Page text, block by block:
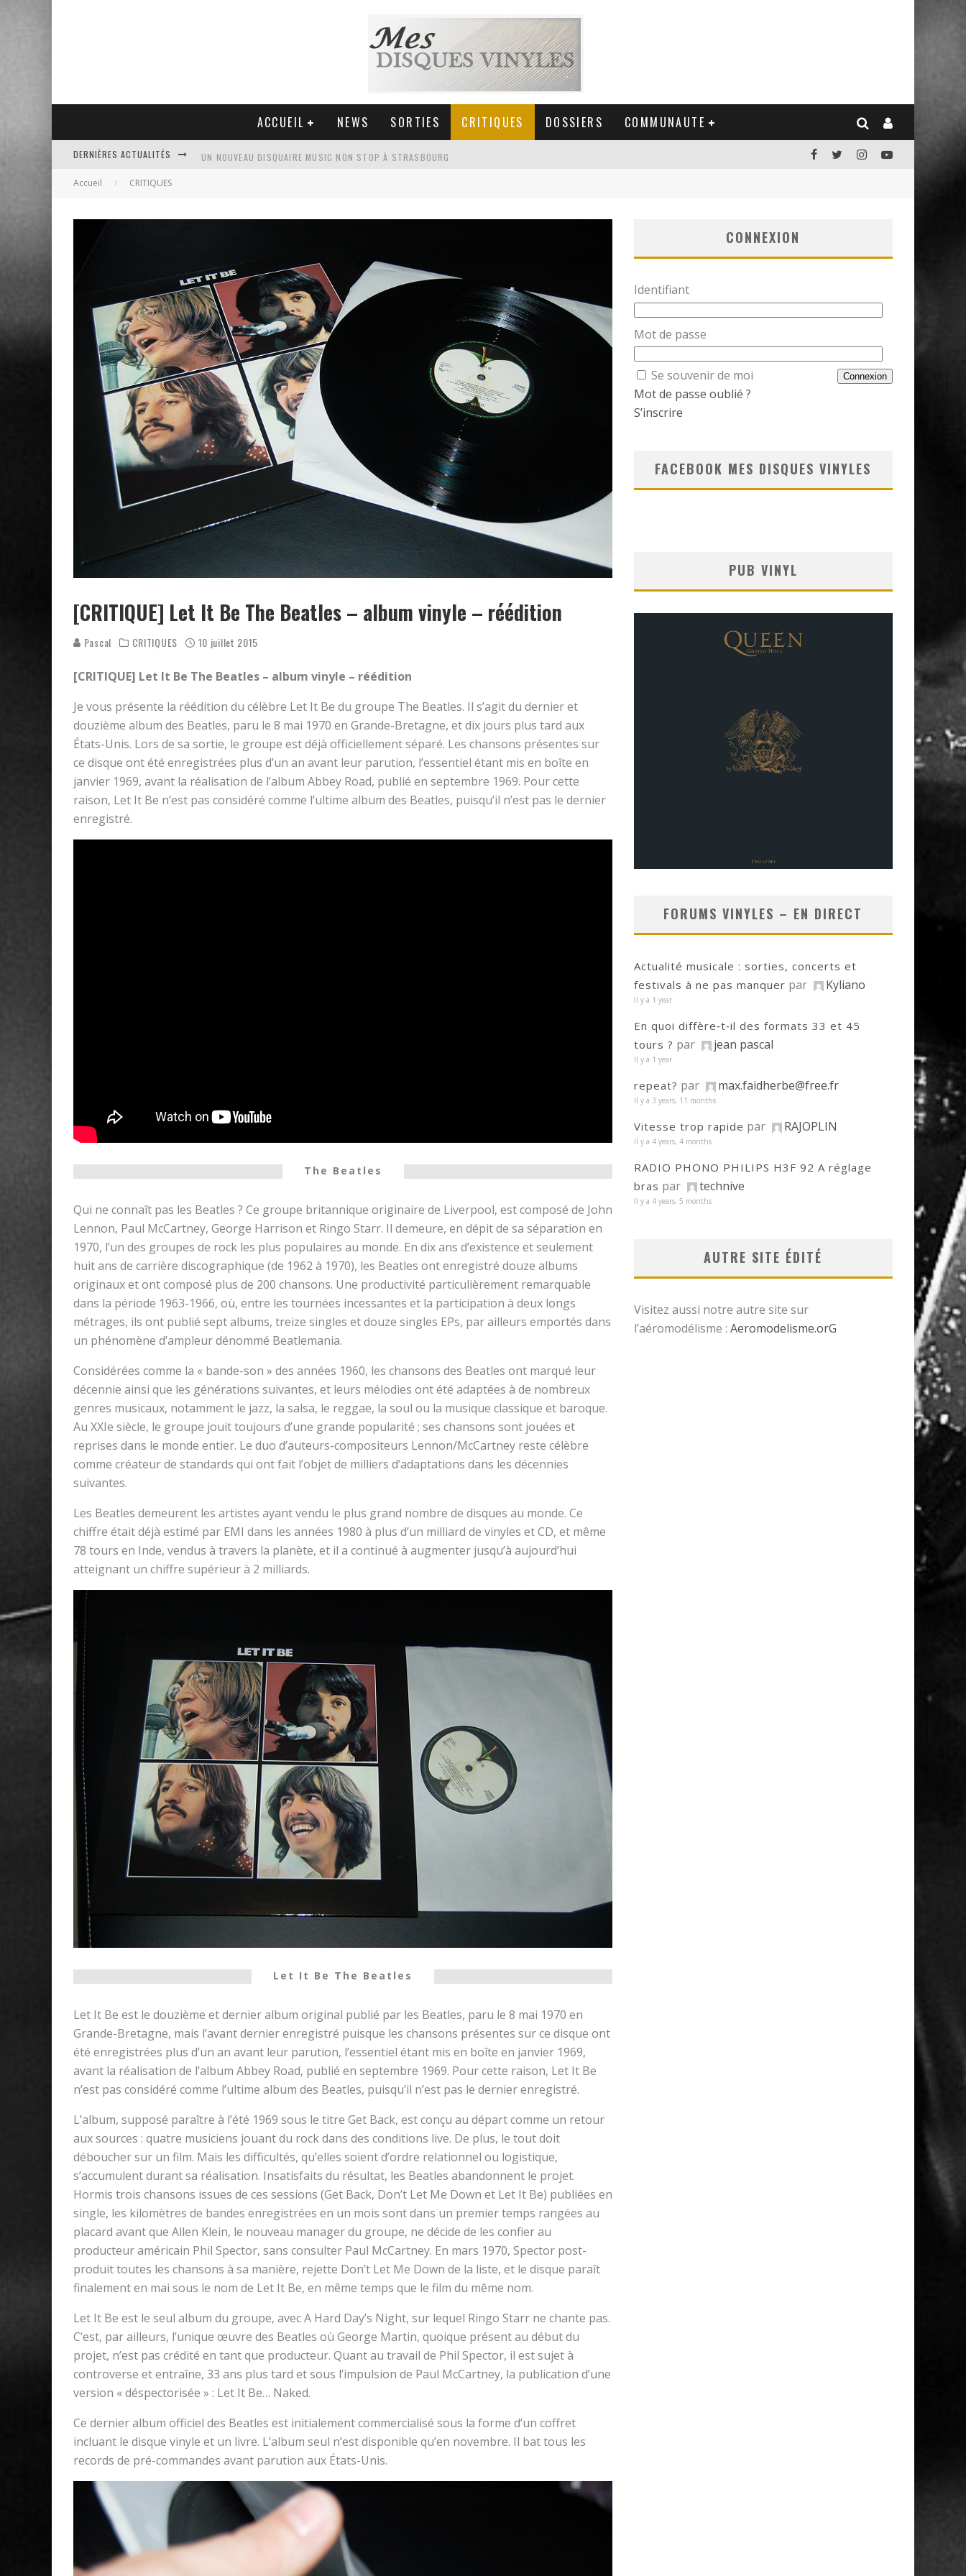
ACCUEIL NEWS SORTIES CRITIQUES DOSSIERS COMMUNAUTE
DERNIÈRES ACTUALITÉS UN NOUVEAU DISQUAIRE MUSIC NON STOP À STRASBOURG
Accueil CRITIQUES
[CRITIQUE] Let It Be The Beatles – album vinyle – réédition
Pascal CRITIQUES 10 juillet 2015
[CRITIQUE] Let It Be The Beatles – album vinyle – réédition
Je vous présente la réédition du célèbre Let It Be du groupe The Beatles. Il s’agit du dernier et
douzième album des Beatles, paru le 8 mai 1970 en Grande-Bretagne, et dix jours plus tard aux
États-Unis. Lors de sa sortie, le groupe est déjà officiellement séparé. Les chansons présentes sur
ce disque ont été enregistrées plus d’un an avant leur parution, l’essentiel étant mis en boîte en
janvier 1969, avant la réalisation de l’album Abbey Road, publié en septembre 1969. Pour cette
raison, Let It Be n’est pas considéré comme l’ultime album des Beatles, puisqu’il n’est pas le dernier
enregistré.
The Beatles
Qui ne connaît pas les Beatles ? Ce groupe britannique originaire de Liverpool, est composé de John
Lennon, Paul McCartney, George Harrison et Ringo Starr. Il demeure, en dépit de sa séparation en
1970, l’un des groupes de rock les plus populaires au monde. En dix ans d’existence et seulement
huit ans de carrière discographique (de 1962 à 1970), les Beatles ont enregistré douze albums
originaux et ont composé plus de 200 chansons. Une productivité particulièrement remarquable
dans la période 1963-1966, où, entre les tournées incessantes et la participation à deux longs
métrages, ils ont publié sept albums, treize singles et douze singles EPs, par ailleurs emportés dans
un phénomène d’ampleur dénommé Beatlemania.
Considérées comme la « bande-son » des années 1960, les chansons des Beatles ont marqué leur
décennie ainsi que les générations suivantes, et leurs mélodies ont été adaptées à de nombreux
genres musicaux, notamment le jazz, la salsa, le reggae, la soul ou la musique classique et baroque.
Au XXIe siècle, le groupe jouit toujours d’une grande popularité ; ses chansons sont jouées et
reprises dans le monde entier. Le duo d’auteurs-compositeurs Lennon/McCartney reste célèbre
comme créateur de standards qui ont fait l’objet de milliers d’adaptations dans les décennies
suivantes.
Les Beatles demeurent les artistes ayant vendu le plus grand nombre de disques au monde. Ce
chiffre était déjà estimé par EMI dans les années 1980 à plus d’un milliard de vinyles et CD, et même
78 tours en Inde, vendus à travers la planète, et il a continué à augmenter jusqu’à aujourd’hui
atteignant un chiffre supérieur à 2 milliards.
Let It Be The Beatles
Let It Be est le douzième et dernier album original publié par les Beatles, paru le 8 mai 1970 en
Grande-Bretagne, mais l’avant dernier enregistré puisque les chansons présentes sur ce disque ont
été enregistrées plus d’un an avant leur parution, l’essentiel étant mis en boîte en janvier 1969,
avant la réalisation de l’album Abbey Road, publié en septembre 1969. Pour cette raison, Let It Be
n’est pas considéré comme l’ultime album des Beatles, puisqu’il n’est pas le dernier enregistré.
L’album, supposé paraître à l’été 1969 sous le titre Get Back, est conçu au départ comme un retour
aux sources : quatre musiciens jouant du rock dans des conditions live. De plus, le tout doit
déboucher sur un film. Mais les difficultés, qu’elles soient d’ordre relationnel ou logistique,
s’accumulent durant sa réalisation. Insatisfaits du résultat, les Beatles abandonnent le projet.
Hormis trois chansons issues de ces sessions (Get Back, Don’t Let Me Down et Let It Be) publiées en
single, les kilomètres de bandes enregistrées en un mois sont dans un premier temps rangées au
placard avant que Allen Klein, le nouveau manager du groupe, ne décide de les confier au
producteur américain Phil Spector, sans consulter Paul McCartney. En mars 1970, Spector post-
produit toutes les chansons à sa manière, rejette Don’t Let Me Down de la liste, et le disque paraît
finalement en mai sous le nom de Let It Be, en même temps que le film du même nom.
Let It Be est le seul album du groupe, avec A Hard Day’s Night, sur lequel Ringo Starr ne chante pas.
C’est, par ailleurs, l’unique œuvre des Beatles où George Martin, quoique présent au début du
projet, n’est pas crédité en tant que producteur. Quant au travail de Phil Spector, il est sujet à
controverse et entraîne, 33 ans plus tard et sous l’impulsion de Paul McCartney, la publication d’une
version « déspectorisée » : Let It Be… Naked.
Ce dernier album officiel des Beatles est initialement commercialisé sous la forme d’un coffret
incluant le disque vinyle et un livre. L’album seul n’est disponible qu’en novembre. Il bat tous les
records de pré-commandes avant parution aux États-Unis.
CONNEXION
Identifiant
Mot de passe
Se souvenir de moi
Mot de passe oublié ?
S’inscrire
FACEBOOK MES DISQUES VINYLES
PUB VINYL
FORUMS VINYLES – EN DIRECT
Actualité musicale : sorties, concerts et
festivals à ne pas manquer par Kyliano
Il y a 1 year
En quoi diffère‑t‑il des formats 33 et 45
tours ? par jean pascal
Il y a 1 year
repeat? par max.faidherbe@free.fr
Il y a 3 years, 11 months
Vitesse trop rapide par RAJOPLIN
Il y a 4 years, 4 months
RADIO PHONO PHILIPS H3F 92 A réglage
bras par technive
Il y a 4 years, 5 months
AUTRE SITE ÉDITÉ
Visitez aussi notre autre site sur
l’aéromodélisme : Aeromodelisme.orG